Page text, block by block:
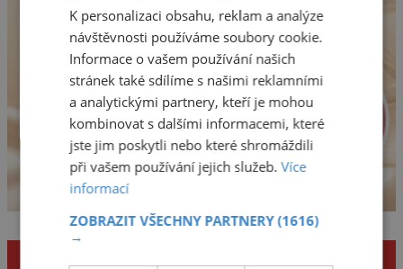
NENECHTE SI UJÍT DALŠÍ
K personalizaci obsahu, reklam a analýze
návštěvnosti používáme soubory cookie.
Informace o vašem používání našich
stránek také sdílíme s našimi reklamními
a analytickými partnery, kteří je mohou
kombinovat s dalšími informacemi, které
jste jim poskytli nebo které shromáždili
při vašem používání jejich služeb.Více
informací
ZOBRAZIT VŠECHNY PARTNERY(1616)
→